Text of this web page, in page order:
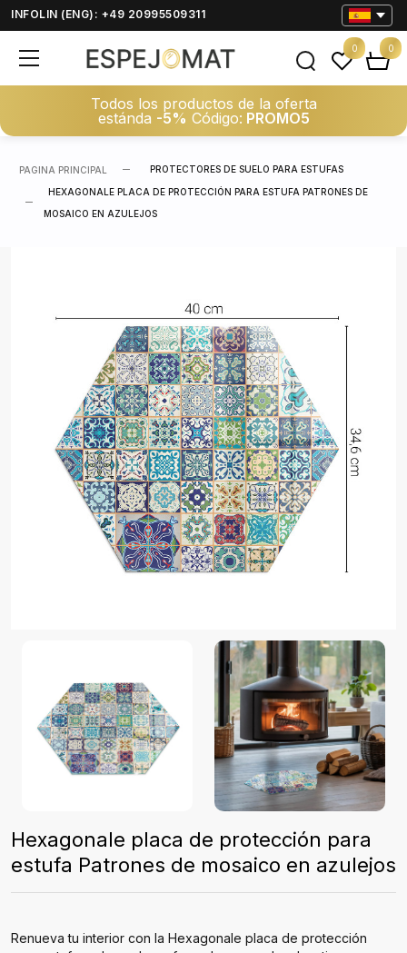
INFOLIN (ENG): +49 20995509311
Todos los productos de la oferta
estánda -5% Código: PROMO5
0 0
PAGINA PRINCIPAL PROTECTORES DE SUELO PARA ESTUFAS
HEXAGONALE PLACA DE PROTECCIÓN PARA ESTUFA PATRONES DE
MOSAICO EN AZULEJOS
Hexagonale placa de protección para
estufa Patrones de mosaico en azulejos
Renueva tu interior con la Hexagonale placa de protección